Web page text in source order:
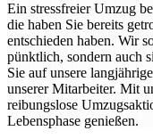
Ein stressfreier Umzug
die haben Sie bereits
entschieden haben. Wir
pünktlich, sondern auch
Sie auf unsere
unserer Mitarbeiter. Mit
reibungslose
Lebensphase genießen.